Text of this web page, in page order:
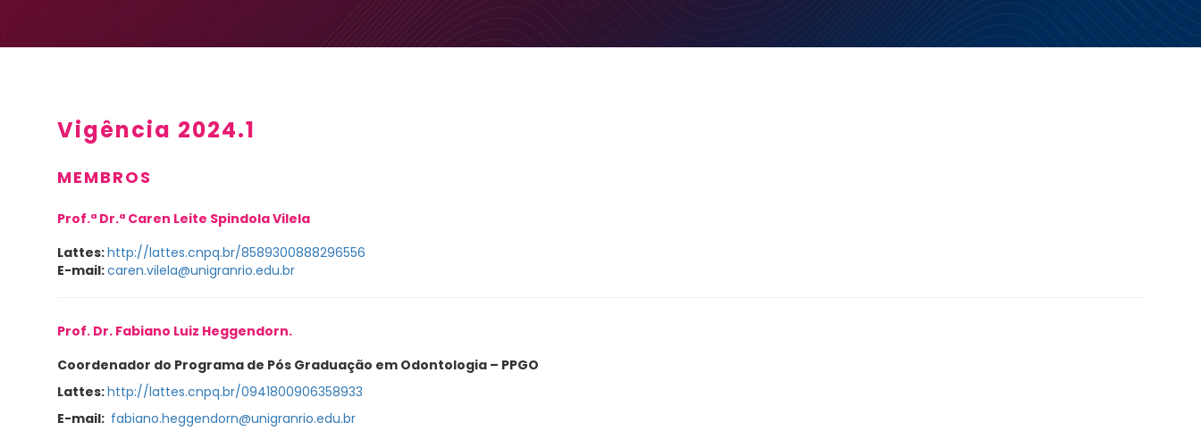
Vigência 2024.1
MEMBROS
Prof.ª Dr.ª Caren Leite Spindola Vilela
Lattes:http://lattes.cnpq.br/8589300888296556
E-mail:caren.vilela@unigranrio.edu.br
Prof. Dr. Fabiano Luiz Heggendorn.
Coordenador do Programa de Pós Graduação em Odontologia – PPGO
Lattes:http://lattes.cnpq.br/0941800906358933
E-mail: fabiano.heggendorn@unigranrio.edu.br